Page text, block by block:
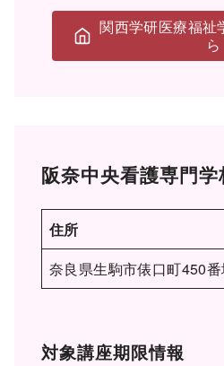
関西学研医療福祉
ら
阪奈中央看護専門学
住所
奈良県生駒市俵口町450
対象講座期限情報